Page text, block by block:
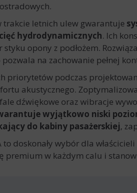
trakcie letnich ulew gwarantuje
hydrodynamicznych. Ich
styku opony z podłożem.
na zachowanie pełnej
priorytetów podczas
akustycznego.
dźwiękowe oraz wibracje
wyjątkowo niski
do kabiny pasażerskiej,
to doskonały wybór dla
premium w każdym calu i